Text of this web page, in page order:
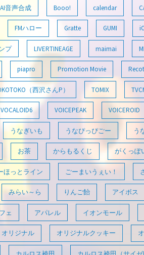
AI音声合成 Booo! calendar
FMハロー Gratte GUMI
プ LIVERTINEAGE maimai
piapro Promotion Movie
（西沢さんP） TOMIX
VOCALOID6 VOICEPEAK VOICEROID
うなぎいも うなぴっぴごー う
お茶 からもるくじ がくっぽ
ほっとライン ごーまいうぇい！
みらい～ら りんご飴 アイボス
ェ アパレル イオンモール
オリジナル オリジナルクッキー